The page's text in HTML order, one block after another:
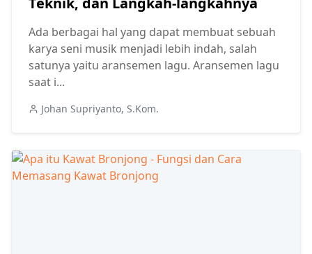
Ada berbagai hal yang dapat membuat sebuah
karya seni musik menjadi lebih indah, salah
satunya yaitu aransemen lagu. Aransemen lagu
saat i...
Johan Supriyanto, S.Kom.